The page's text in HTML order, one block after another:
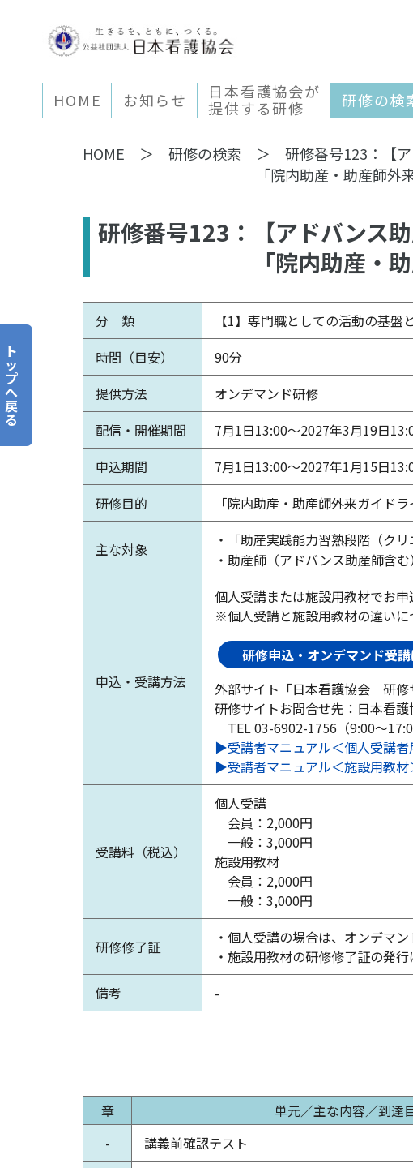
HOME お知らせ
日本看護協会が
提供する研修
研修の検
HOME 研修の検索
研修番号123：【
「院内助産・助産師
研修番号123：
【アドバンス
「院内助産・
分 類
【1】専門職としての活動の基盤
時間（目安）
90分
提供方法
オンデマンド研修
配信・開催期間
7月1日13:00～2027年3月19日
申込期間
7月1日13:00～2027年1月15日
研修目的
「院内助産・助産師外来ガイド
主な対象
・「助産実践能力習熟段階（ク
・助産師（アドバンス助産師含
申込・ 受講方法
個人受講または施設用教材でお申
※個人受講と施設用教材の違いに
研修申込・オンデマンド受
外部サイト「日本看護協会 研修
研修サイトお問合せ先：日本看護
TEL 03-6902-1756（9:00～
▶受講者マニュアル＜個人受講者
▶受講者マニュアル＜施設用教材
受講料 （税込）
個人受講
会員：2,000円
一般：3,000円
施設用教材
会員：2,000円
一般：3,000円
研修修了証
・個人受講の場合は、オンデマ
・施設用教材の研修修了証の発行
備考
-
章 単元／主な内容／到達
-
講義前確認テスト
ト
ッ
プ
へ
戻
る